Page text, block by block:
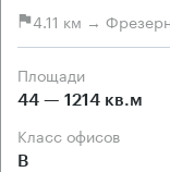
4.11 км →
Площади
44 — 1214 кв.м
Класс офисов
B